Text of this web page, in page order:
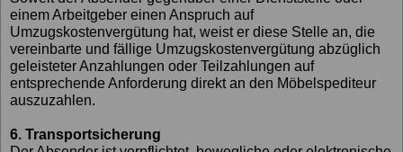
einem Arbeitgeber einen Anspruch auf
Umzugskostenvergütung hat, weist er diese Stelle an, die
vereinbarte und fällige Umzugskostenvergütung abzüglich
geleisteter Anzahlungen oder Teilzahlungen auf
entsprechende Anforderung direkt an den Möbelspediteur
auszuzahlen.
6. Transportsicherung